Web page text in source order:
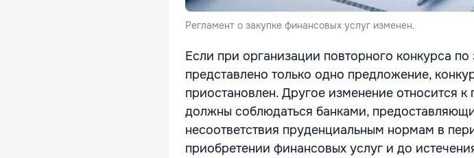
Регламент о закупке финансовых услуг изменен.
Если при организации повторного конкурса
представлено только одно предложение,
приостановлен. Другое изменение относится
должны соблюдаться банками,
несоответствия пруденциальным нормам в
приобретении финансовых услуг и до